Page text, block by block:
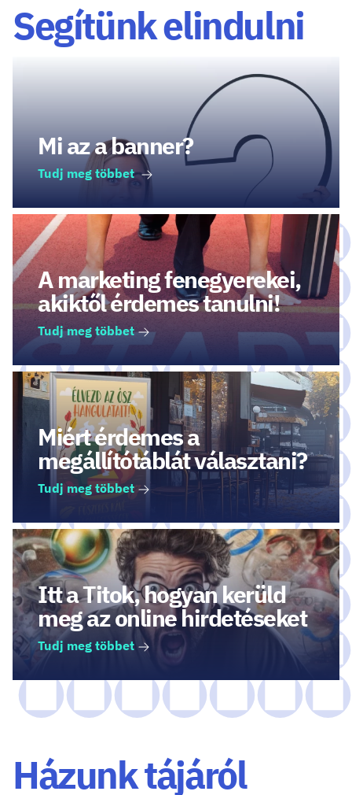
Segítünk elindulni
Mi az a banner?
Tudj meg többet
A marketing fenegyerekei,
akiktől érdemes tanulni!
Tudj meg többet
Miért érdemes a
megállítótáblát választani?
Tudj meg többet
Itt a Titok, hogyan kerüld
meg az online hirdetéseket
Tudj meg többet
Házunk tájáról